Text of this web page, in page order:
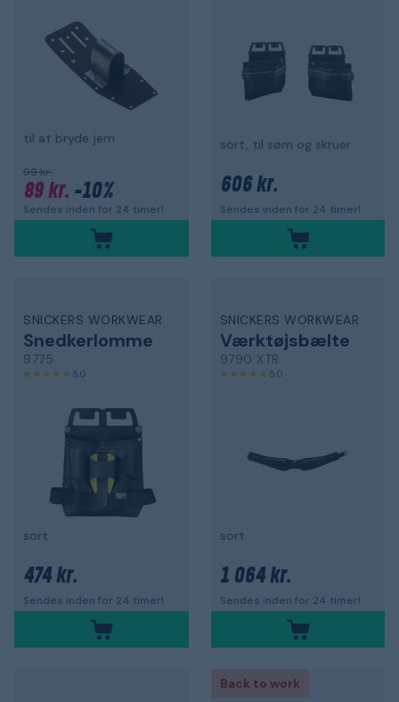
til at bryde jern
99 kr.
89 kr. -10%
Sendes inden for 24 timer!
sort, til søm og skruer
606 kr.
Sendes inden for 24 timer!
SNICKERS WORKWEAR
Snedkerlomme
9775
5,0
sort
474 kr.
Sendes inden for 24 timer!
SNICKERS WORKWEAR
Værktøjsbælte
9790 XTR
5,0
sort
1 064 kr.
Sendes inden for 24 timer!
Back to work